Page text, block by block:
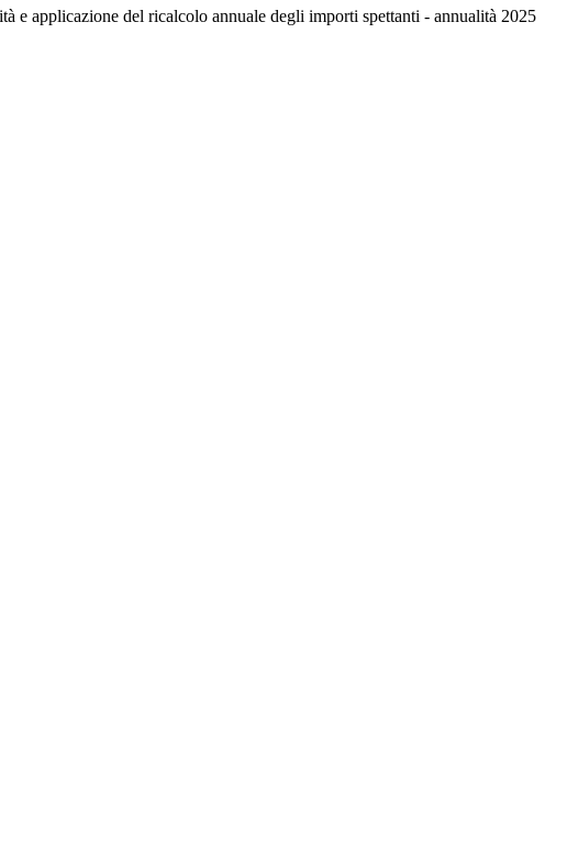
e applicazione del ricalcolo annuale degli importi spettanti - annualità 2025